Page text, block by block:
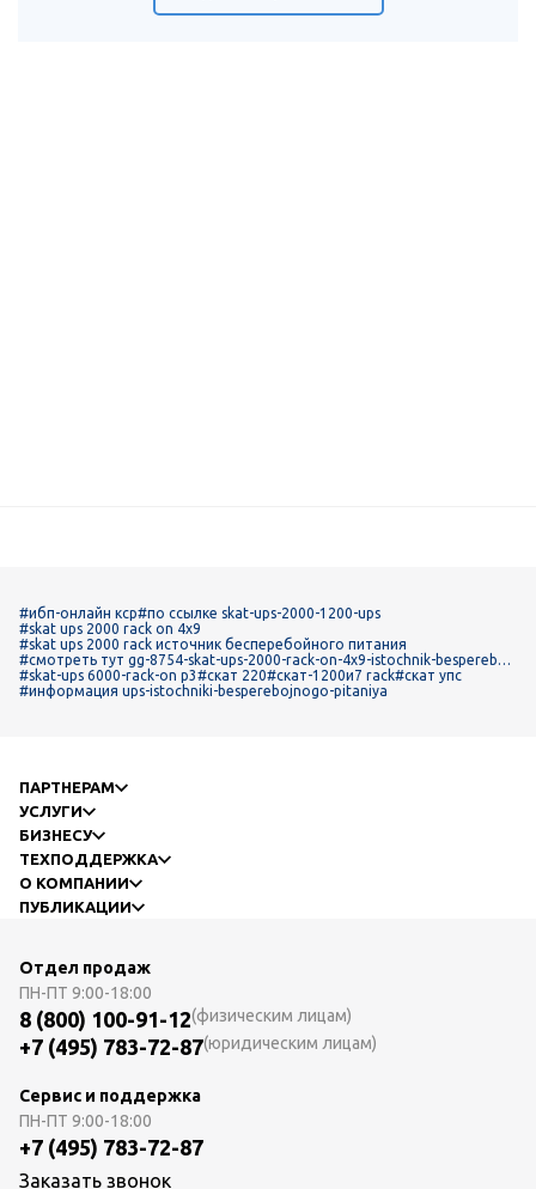
#ибп-онлайн кср#по ссылке skat-ups-2000-1200-ups
#skat ups 2000 rack on 4x9
#skat ups 2000 rack источник бесперебойного питания
#смотреть тут gg-8754-skat-ups-2000-rack-on-4x9-istochnik-bespereboi
nogo-pitaniya
#skat-ups 6000-rack-on p3#скат 220#скат-1200и7 rack#скат упс
#информация ups-istochniki-besperebojnogo-pitaniya
ПАРТНЕРАМ
УСЛУГИ
БИЗНЕСУ
ТЕХПОДДЕРЖКА
О КОМПАНИИ
ПУБЛИКАЦИИ
Отдел продаж
ПН-ПТ 9:00-18:00
8 (800) 100-91-12(физическим лицам)
+7 (495) 783-72-87(юридическим лицам)
Сервис и поддержка
ПН-ПТ 9:00-18:00
+7 (495) 783-72-87
Заказать звонок